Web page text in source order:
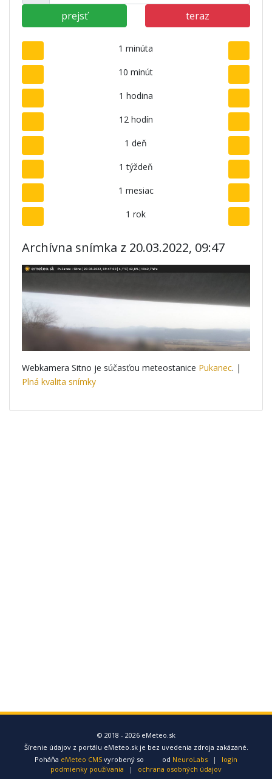
prejsť teraz
1 minúta
10 minút
1 hodina
12 hodín
1 deň
1 týždeň
1 mesiac
1 rok
Archívna snímka z 20.03.2022, 09:47
Webkamera Sitno je súčasťou meteostanice Pukanec. |
Plná kvalita snímky
© 2018 - 2026 eMeteo.sk
Šírenie údajov z portálu eMeteo.sk je bez uvedenia zdroja zakázané.
Poháňa eMeteo CMS vyrobený so od NeuroLabs |
login
podmienky používania
| ochrana osobných údajov